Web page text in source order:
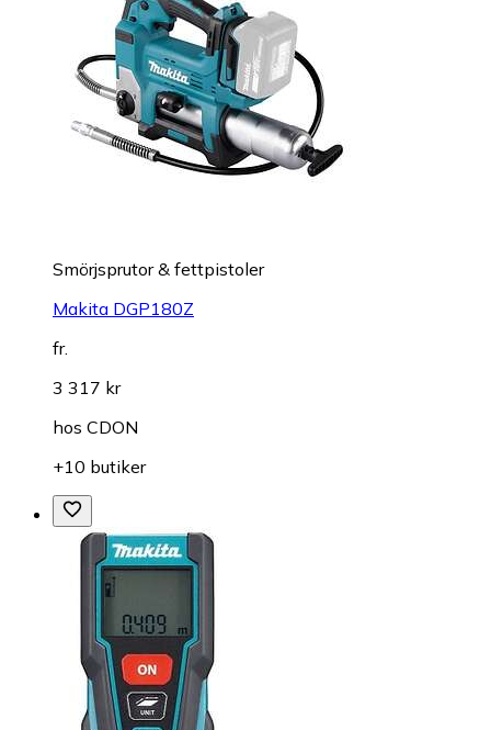
Smörjsprutor & fettpistoler
Makita DGP180Z
fr.
3 317 kr
hos CDON
+10 butiker